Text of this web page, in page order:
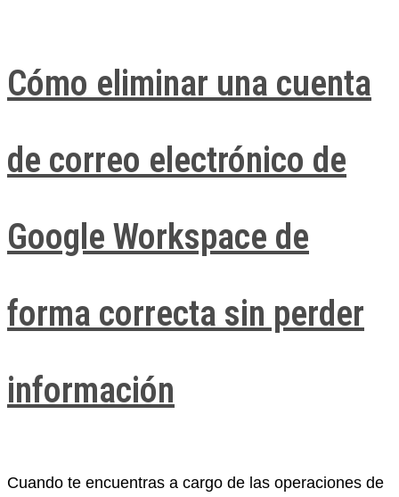
Cómo eliminar una cuenta
de correo electrónico de
Google Workspace de
forma correcta sin perder
información​
Cuando te encuentras a cargo de las operaciones de